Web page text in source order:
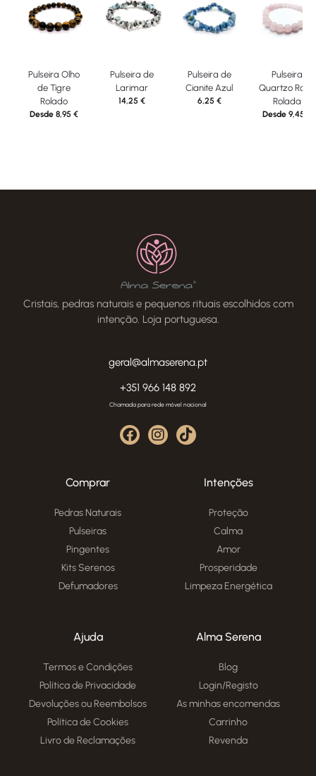
Pulseira Olho
de Tigre
Rolado
Desde8,95€
Pulseira de
Larimar
14,25 €
Pulseira de
Cianite Azul
6,25 €
Pulseira
Quartzo Rosa
Rolada
Desde 9,45
Cristais, pedras naturais e pequenos rituais escolhidos com
intenção. Loja portuguesa.
geral@almaserena.pt
+351 966 148 892
Chamada para rede móvel nacional
Comprar
Pedras Naturais
Pulseiras
Pingentes
Kits Serenos
Defumadores
Intenções
Proteção
Calma
Amor
Prosperidade
Limpeza Energética
Ajuda
Termos e Condições
Política de Privacidade
Devoluções ou Reembolsos
Política de Cookies
Livro de Reclamações
Alma Serena
Blog
Login/Registo
As minhas encomendas
Carrinho
Revenda